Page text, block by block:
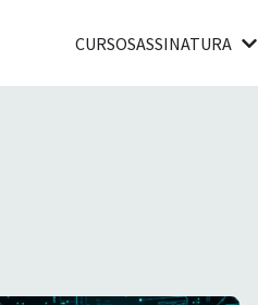
CURSOSASSINATURA